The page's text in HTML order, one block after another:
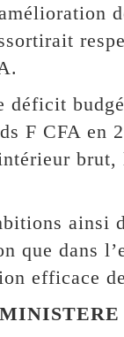
déficit
F CFA en
ainsi
que dans
efficace